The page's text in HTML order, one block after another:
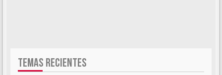
TEMAS RECIENTES